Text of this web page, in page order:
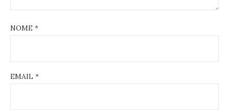
NOME *
EMAIL *